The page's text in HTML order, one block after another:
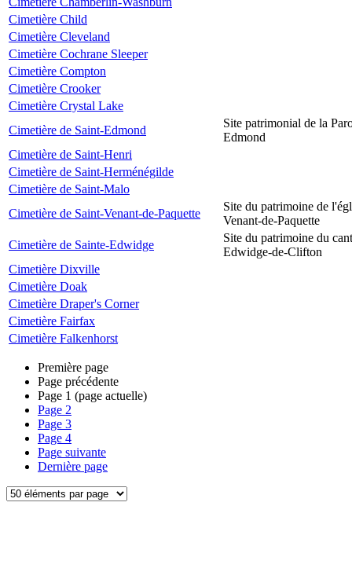
Cimetière Child
Cimetière Cleveland
Cimetière Cochrane Sleeper
Cimetière Compton
Cimetière Crooker
Cimetière Crystal Lake
Cimetière de Saint-Edmond
Site patrimonial de la
Edmond
Cimetière de Saint-Henri
Cimetière de Saint-Herménégilde
Cimetière de Saint-Malo
Cimetière de Saint-Venant-de-Paquette
Site du patrimoine de
Venant-de-Paquette
Cimetière de Sainte-Edwidge
Site du patrimoine du
Edwidge-de-Clifton
Cimetière Dixville
Cimetière Doak
Cimetière Draper's Corner
Cimetière Fairfax
Cimetière Falkenhorst
Première page
Page précédente
Page 1 (page actuelle)
Page 2
Page 3
Page 4
Page suivante
Dernière page